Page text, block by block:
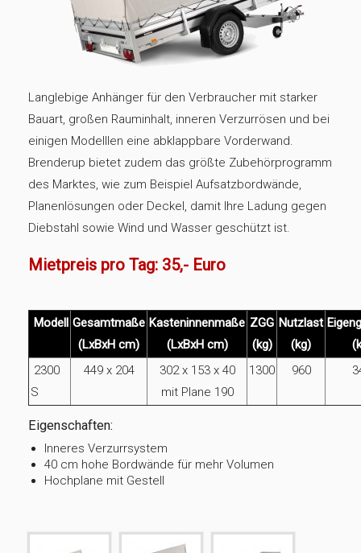
Langlebige Anhänger für den Verbraucher mit starker
Bauart, großen Rauminhalt, inneren Verzurrösen und bei
einigen Modelllen eine abklappbare Vorderwand.
Brenderup bietet zudem das größte Zubehörprogramm
des Marktes, wie zum Beispiel Aufsatzbordwände,
Planenlösungen oder Deckel, damit Ihre Ladung gegen
Diebstahl sowie Wind und Wasser geschützt ist.
Mietpreis pro Tag: 35,- Euro
Modell Gesamtmaße
(LxBxH cm)
Kasteninnenmaße
(LxBxH cm)
ZGG
(kg)
Nutzlast
(kg)
2300
S
449 x 204
302 x 153 x 40
mit Plane 190
1300 960
Eigenschaften:
Inneres Verzurrsystem
40 cm hohe Bordwände für mehr Volumen
Hochplane mit Gestell